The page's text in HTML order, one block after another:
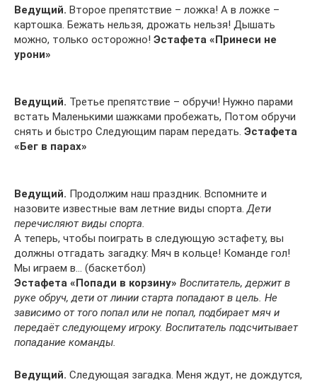
Ведущий. Второе препятствие – ложка! А в ложке –
картошка. Бежать нельзя, дрожать нельзя! Дышать
можно, только осторожно! Эстафета «Принеси не
урони»
Ведущий. Третье препятствие – обручи! Нужно парами
встать Маленькими шажками пробежать, Потом обручи
снять и быстро Следующим парам передать. Эстафета
«Бег в парах»
Ведущий. Продолжим наш праздник. Вспомните и
назовите известные вам летние виды спорта.Дети
перечисляют виды спорта.
А теперь, чтобы поиграть в следующую эстафету, вы
должны отгадать загадку: Мяч в кольце! Команде гол!
Мы играем в… (баскетбол)
Эстафета «Попади в корзину» Воспитатель, держит в
руке обруч, дети от линии старта попадают в цель. Не
зависимо от того попал или не попал, подбирает мяч и
передаёт следующему игроку. Воспитатель подсчитывает
попадание команды.
Ведущий. Следующая загадка. Меня ждут, не дождутся,